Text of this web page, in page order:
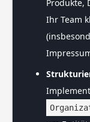
Produkte,
Ihr Team